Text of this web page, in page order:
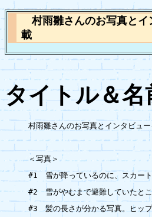
村雨雛さんのお写真とイ
載
タイトル＆名
村雨雛さんのお写真とインタビュー
＜写真＞
#1　雪が降っているのに、スカー
#2　雪がやむまで避難していたと
#3　髪の長さが分かる写真。ヒップ